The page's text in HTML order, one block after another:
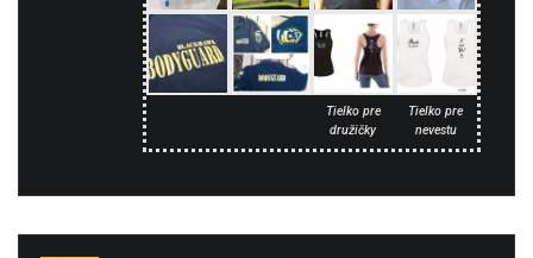
Tielko pre
družičky
Tielko pre
nevestu